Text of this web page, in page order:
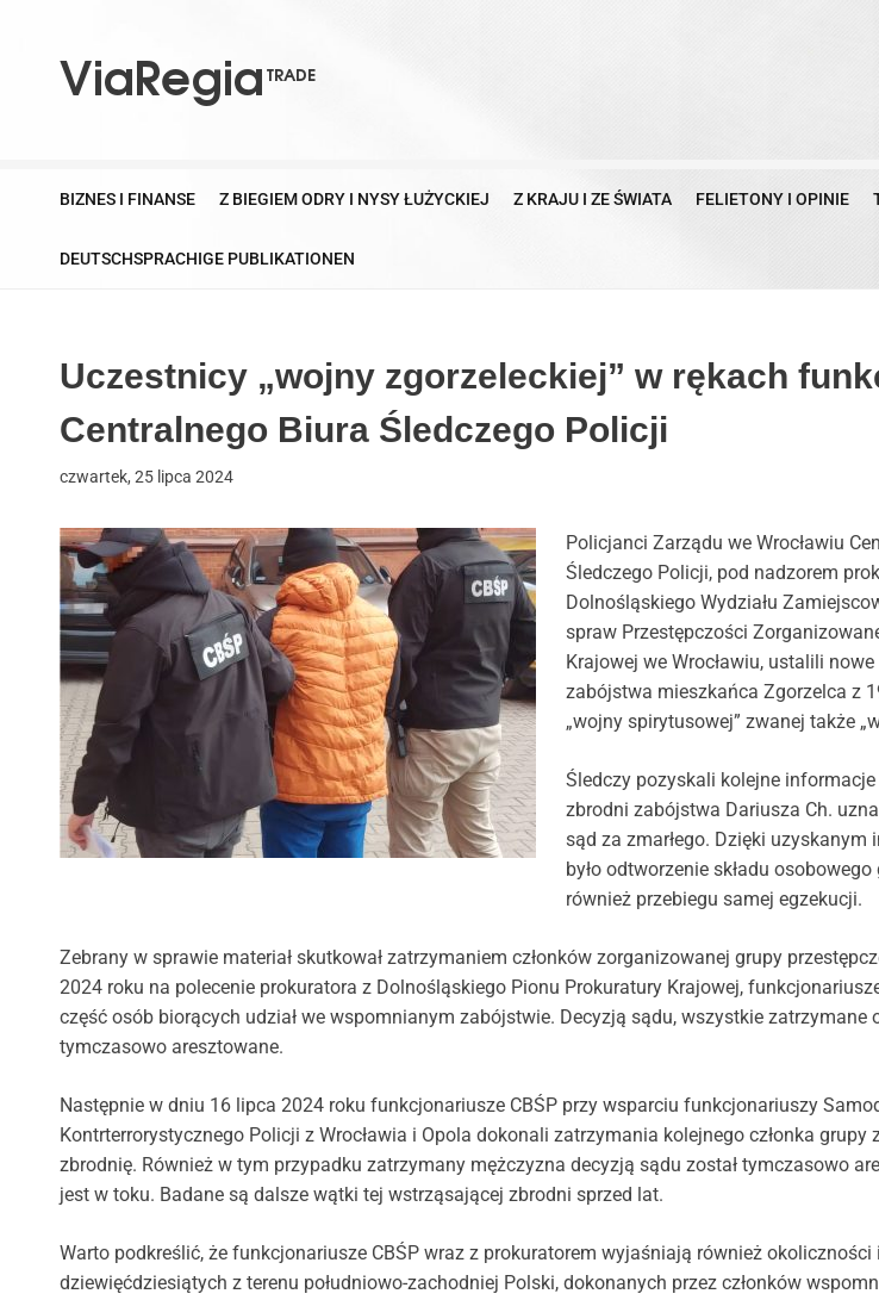
R
g
T
r
a
d
e
BIZNES I FINANSE Z BIEGIEM ODRY I NYSY ŁUŻYCKIEJ Z KRAJU I ZE ŚWIATA FELIETONY I OPINIE
DEUTSCHSPRACHIGE PUBLIKATIONEN
Uczestnicy „wojny zgorzeleckiej” w rękach
Centralnego Biura Śledczego Policji
czwartek, 25 lipca 2024
Policjanci Zarządu we Wrocławiu
Śledczego Policji, pod nadzorem
Dolnośląskiego Wydziału
spraw Przestępczości
Krajowej we Wrocławiu, ustalili
zabójstwa mieszkańca Zgorzelca z
„wojny spirytusowej” zwanej także
Śledczy pozyskali kolejne
zbrodni zabójstwa Dariusza Ch.
sąd za zmarłego. Dzięki
było odtworzenie składu
również przebiegu samej egzekucji.
Zebrany w sprawie materiał skutkował zatrzymaniem członków zorganizowanej grupy
2024 roku na polecenie prokuratora z Dolnośląskiego Pionu Prokuratury Krajowej,
część osób biorących udział we wspomnianym zabójstwie. Decyzją sądu, wszystkie zatrzymane
tymczasowo aresztowane.
Następnie w dniu 16 lipca 2024 roku funkcjonariusze CBŚP przy wsparciu funkcjonariuszy
Kontrterrorystycznego Policji z Wrocławia i Opola dokonali zatrzymania kolejnego członka grupy
zbrodnię. Również w tym przypadku zatrzymany mężczyzna decyzją sądu został tymczasowo
jest w toku. Badane są dalsze wątki tej wstrząsającej zbrodni sprzed lat.
Warto podkreślić, że funkcjonariusze CBŚP wraz z prokuratorem wyjaśniają również
dziewięćdziesiątych z terenu południowo-zachodniej Polski, dokonanych przez członków